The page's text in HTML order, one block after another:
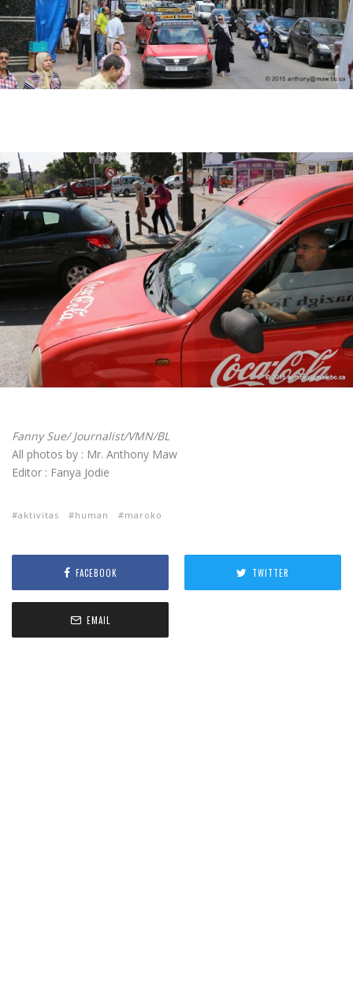
Fanny Sue/ Journalist/VMN/BL
All photos by : Mr. Anthony Maw
Editor : Fanya Jodie
aktivitas human maroko
FACEBOOK TWITTER
EMAIL